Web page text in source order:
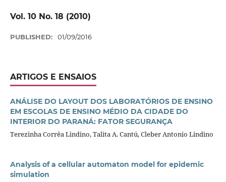
Vol. 10 No. 18 (2010)
PUBLISHED: 01/09/2016
ARTIGOS E ENSAIOS
ANÁLISE DO LAYOUT DOS LABORATÓRIOS DE ENSINO
EM ESCOLAS DE ENSINO MÉDIO DA CIDADE DO
INTERIOR DO PARANÁ: FATOR SEGURANÇA
Terezinha Corrêa Lindino, Talita A. Cantú, Cleber Antonio Lindino
Analysis of a cellular automaton model for epidemic
simulation